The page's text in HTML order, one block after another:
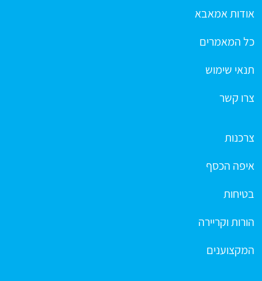
אודות אמאבא
כל המאמרים
תנאי שימוש
צרו קשר
צרכנות
איפה הכסף
בטיחות
הורות וקריירה
המקצוענים